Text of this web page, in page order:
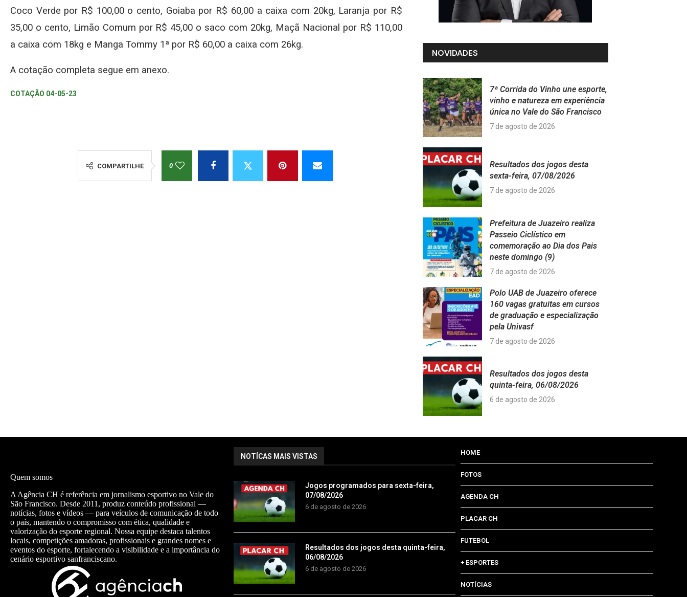
Coco Verde por R$ 100,00 o cento, Goiaba por R$ 60,00 a caixa com 20kg, Laranja por R$
35,00 o cento, Limão Comum por R$ 45,00 o saco com 20kg, Maçã Nacional por R$ 110,00
a caixa com 18kg e Manga Tommy 1ª por R$ 60,00 a caixa com 26kg.
A cotação completa segue em anexo.
COTAÇÃO 04-05-23
COMPARTILHE 0
NOVIDADES
7ª Corrida do Vinho une esporte,
vinho e natureza em experiência
única no Vale do São Francisco
7 de agosto de 2026
Resultados dos jogos desta
sexta-feira, 07/08/2026
7 de agosto de 2026
Prefeitura de Juazeiro realiza
Passeio Ciclístico em
comemoração ao Dia dos Pais
neste domingo (9)
7 de agosto de 2026
Polo UAB de Juazeiro oferece
160 vagas gratuitas em cursos
de graduação e especialização
pela Univasf
7 de agosto de 2026
Resultados dos jogos desta
quinta-feira, 06/08/2026
6 de agosto de 2026
Quem somos
A Agência CH é referência em jornalismo esportivo no Vale do
São Francisco. Desde 2011, produz conteúdo profissional —
notícias, fotos e vídeos — para veículos de comunicação de todo
o país, mantendo o compromisso com ética, qualidade e
valorização do esporte regional. Nossa equipe destaca talentos
locais, competições amadoras, profissionais e grandes nomes e
eventos do esporte, fortalecendo a visibilidade e a importância do
cenário esportivo sanfranciscano.
NOTÍCAS MAIS VISTAS
Jogos programados para sexta-feira,
07/08/2026
6 de agosto de 2026
Resultados dos jogos desta quinta-feira,
06/08/2026
6 de agosto de 2026
HOME
FOTOS
AGENDA CH
PLACAR CH
FUTEBOL
+ ESPORTES
NOTÍCIAS